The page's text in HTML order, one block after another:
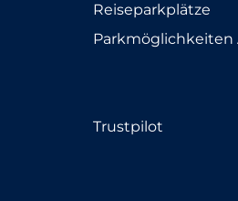
Reiseparkplätze
Parkmöglichkeiten
Trustpilot